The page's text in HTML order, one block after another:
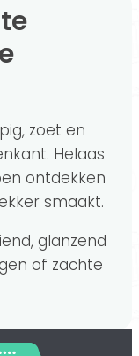
zoet en
Helaas
ontdekken
smaakt.
glanzend
of zachte